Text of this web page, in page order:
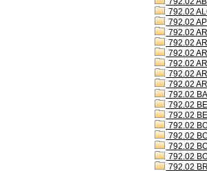
792.02
792.02
792.02
792.02
792.02
792.02
792.02
792.02
792.02
792.02
792.02
792.02
792.02
792.02
792.02
792.02